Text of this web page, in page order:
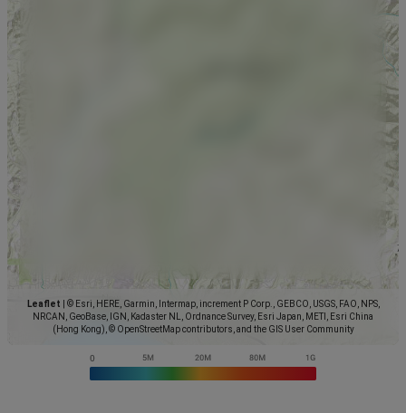
Leaflet
© Esri, HERE, Garmin, Intermap, increment P Corp., GEBCO, USGS, FAO, NPS,
NRCAN, GeoBase, IGN, Kadaster NL, Ordnance Survey, Esri Japan, METI, Esri China
(Hong Kong), © OpenStreetMap contributors, and the GIS User Community